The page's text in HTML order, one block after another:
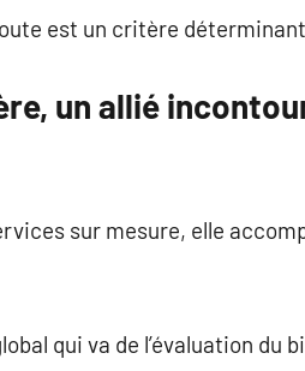
est un critère
un allié
sur mesure, elle
qui va de l’évaluation du